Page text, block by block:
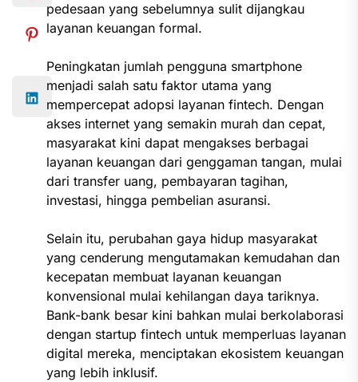
pedesaan yang sebelumnya sulit dijangkau
layanan keuangan formal.
Peningkatan jumlah pengguna smartphone
menjadi salah satu faktor utama yang
mempercepat adopsi layanan fintech. Dengan
akses internet yang semakin murah dan cepat,
masyarakat kini dapat mengakses berbagai
layanan keuangan dari genggaman tangan, mulai
dari transfer uang, pembayaran tagihan,
investasi, hingga pembelian asuransi.
Selain itu, perubahan gaya hidup masyarakat
yang cenderung mengutamakan kemudahan dan
kecepatan membuat layanan keuangan
konvensional mulai kehilangan daya tariknya.
Bank-bank besar kini bahkan mulai berkolaborasi
dengan startup fintech untuk memperluas layanan
digital mereka, menciptakan ekosistem keuangan
yang lebih inklusif.